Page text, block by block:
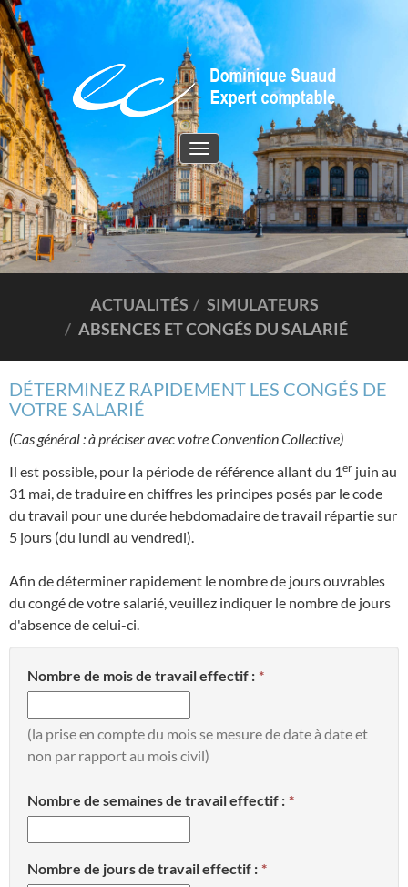
Toggle
navigation
ACTUALITÉS
SIMULATEURS
ABSENCES ET CONGÉS DU SALARIÉ
DÉTERMINEZ RAPIDEMENT LES CONGÉS DE
VOTRE SALARIÉ
(Cas général : à préciser avec votre Convention Collective)
Il est possible, pour la période de référence allant du 1er juin au
31 mai, de traduire en chiffres les principes posés par le code
du travail pour une durée hebdomadaire de travail répartie sur
5 jours (du lundi au vendredi).
Afin de déterminer rapidement le nombre de jours ouvrables
du congé de votre salarié, veuillez indiquer le nombre de jours
d'absence de celui-ci.
Nombre de mois de travail effectif :
(la prise en compte du mois se mesure de date à date et
non par rapport au mois civil)
Nombre de semaines de travail effectif :
Nombre de jours de travail effectif :